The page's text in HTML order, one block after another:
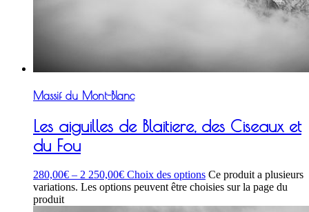
Massif du Mont-Blanc
Les aiguilles de Blaitiere, des Ciseaux et
du Fou
280,00€ – 2 250,00€ Choix des options Ce produit a plusieurs
variations. Les options peuvent être choisies sur la page du
produit